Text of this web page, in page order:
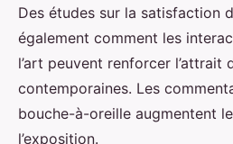
Des études sur la satisfaction
également comment les
l’art peuvent renforcer l’attrait
contemporaines. Les
bouche-à-oreille augmentent
l’exposition.